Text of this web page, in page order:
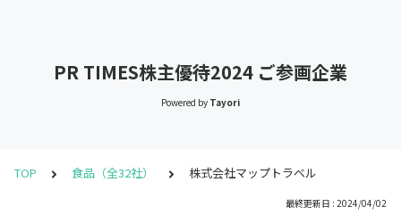
PR TIMES株主優待2024 ご参画企業
Powered by Tayori
TOP 食品（全32社） 株式会社マップトラベル
最終更新日 : 2024/04/02